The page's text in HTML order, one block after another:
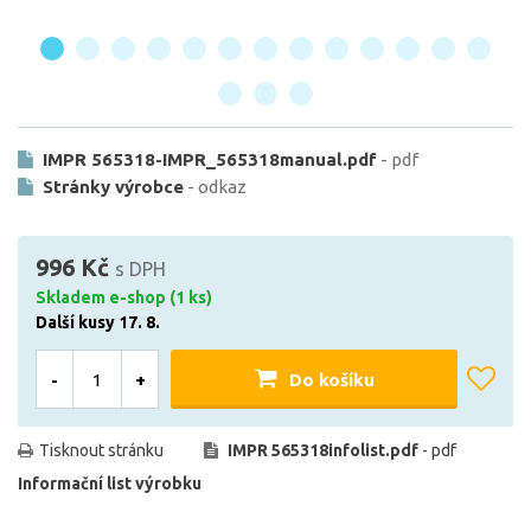
IMPR 565318-IMPR_565318manual.pdf - pdf
Stránky výrobce - odkaz
996 Kč s DPH
Skladem e-shop (1 ks)
Další kusy 17. 8.
- + Do košíku
Tisknout stránku IMPR 565318infolist.pdf - pdf
Informační list výrobku